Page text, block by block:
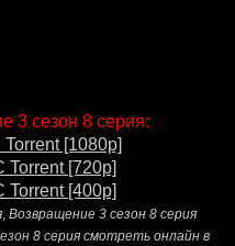
3 сезон 8 серия:
[1080p]
[720p]
[400p]
, Возвращение 3 сезон 8 серия
8 серия смотреть онлайн в